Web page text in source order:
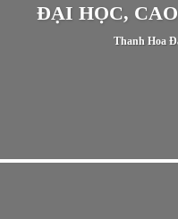
ĐẠI HỌC,
Thanh Hoa